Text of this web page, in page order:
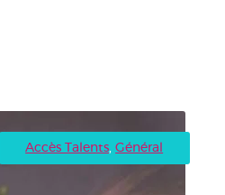
Accès Talents,Général